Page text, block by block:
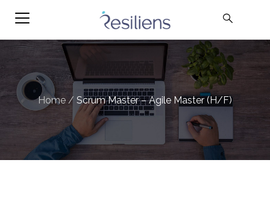
Home / Scrum Master – Agile Master (H/F)